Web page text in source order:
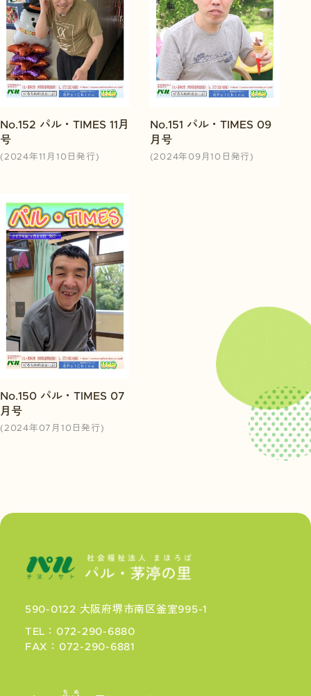
No.152 パル・TIMES 11月
号
(2024年11月10日発行)
No.151 パル・TIMES 09
月号
(2024年09月10日発行)
No.150 パル・TIMES 07
月号
(2024年07月10日発行)
590-0122 大阪府堺市南区釜室995-1
TEL：072-290-6880
FAX：072-290-6881
ちぬ